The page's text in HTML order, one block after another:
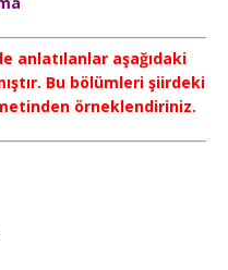
anlatılanlar aşağıdaki
Bu bölümleri şiirdeki
örneklendiriniz.